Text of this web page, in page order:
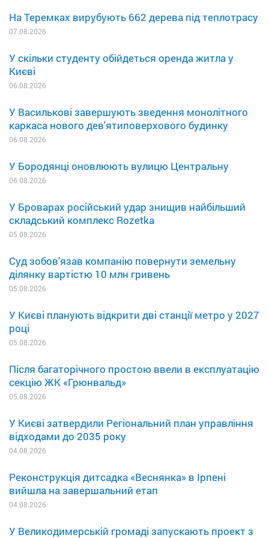
На Теремках вирубують 662 дерева під теплотрасу
07.08.2026
У скільки студенту обійдеться оренда житла у
Києві
06.08.2026
У Василькові завершують зведення монолітного
каркаса нового дев'ятиповерхового будинку
06.08.2026
У Бородянці оновлюють вулицю Центральну
06.08.2026
У Броварах російський удар знищив найбільший
складський комплекс Rozetka
05.08.2026
Суд зобов'язав компанію повернути земельну
ділянку вартістю 10 млн гривень
05.08.2026
У Києві планують відкрити дві станції метро у 2027
році
05.08.2026
Після багаторічного простою ввели в експлуатацію
секцію ЖК «Грюнвальд»
05.08.2026
У Києві затвердили Регіональний план управління
відходами до 2035 року
04.08.2026
Реконструкція дитсадка «Веснянка» в Ірпені
вийшла на завершальний етап
04.08.2026
У Великодимерській громаді запускають проект з